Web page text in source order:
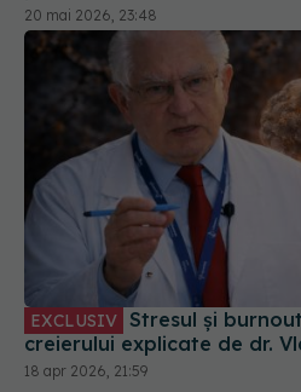
20 mai 2026, 23:48
EXCLUSIV
creierului explicate de dr.
18 apr 2026, 21:59